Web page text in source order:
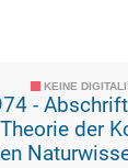
KEINE
der